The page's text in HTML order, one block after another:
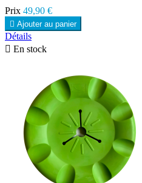
Prix 49,90 €
 Ajouter au panier
Détails
 En stock